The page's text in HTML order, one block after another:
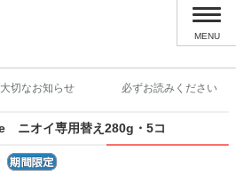
MENU
大切なお知らせ 必ずお読みください
ニオイ専用替え280g・5コ